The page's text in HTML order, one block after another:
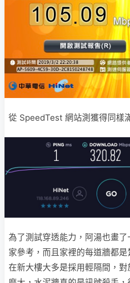
從 SpeedTest 網站測獲得同樣
為了測試穿透能力，阿湯也畫
家參考，而且家裡的每道牆都
在新大樓大多是採用輕隔間，